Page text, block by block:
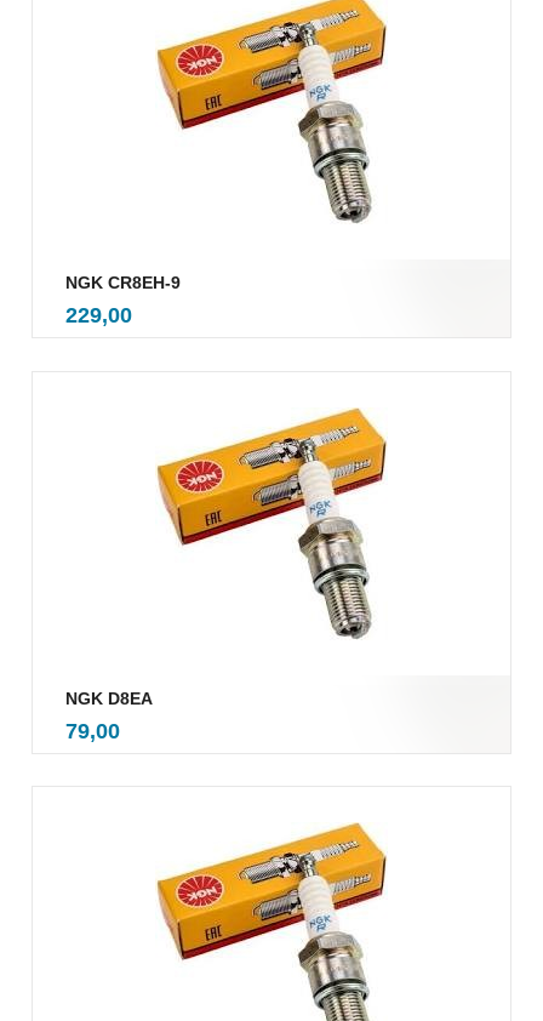
NGK CR8EH-9
Pris
229,00mva.
NGK D8EA
Pris
79,00mva.